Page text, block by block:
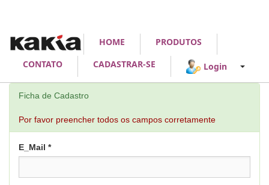
HOME
PRODUTOS
CONTATO
CADASTRAR-SE Login
Ficha de Cadastro
Por favor preencher todos os campos corretamente
E_Mail *